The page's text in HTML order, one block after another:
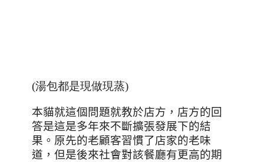
(湯包都是現做現蒸)
本貓就這個問題就教於店方，店方的回
答是這是多年來不斷擴張發展下的結
果。原先的老顧客習慣了店家的老味
道，但是後來社會對該餐廳有更高的期